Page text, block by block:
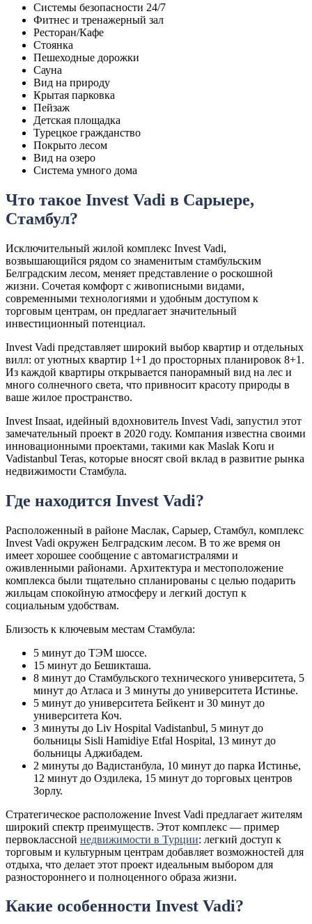
Системы безопасности 24/7
Фитнес и тренажерный зал
Ресторан/Кафе
Стоянка
Пешеходные дорожки
Сауна
Вид на природу
Крытая парковка
Пейзаж
Детская площадка
Турецкое гражданство
Покрыто лесом
Вид на озеро
Система умного дома
Что такое Invest Vadi в Сарыере,
Стамбул?
Исключительный жилой комплекс Invest Vadi,
возвышающийся рядом со знаменитым стамбульским
Белградским лесом, меняет представление о роскошной
жизни. Сочетая комфорт с живописными видами,
современными технологиями и удобным доступом к
торговым центрам, он предлагает значительный
инвестиционный потенциал.
Invest Vadi представляет широкий выбор квартир и отдельных
вилл: от уютных квартир 1+1 до просторных планировок 8+1.
Из каждой квартиры открывается панорамный вид на лес и
много солнечного света, что привносит красоту природы в
ваше жилое пространство.
Invest Insaat, идейный вдохновитель Invest Vadi, запустил этот
замечательный проект в 2020 году. Компания известна своими
инновационными проектами, такими как Maslak Koru и
Vadistanbul Teras, которые вносят свой вклад в развитие рынка
недвижимости Стамбула.
Где находится Invest Vadi?
Расположенный в районе Маслак, Сарыер, Стамбул, комплекс
Invest Vadi окружен Белградским лесом. В то же время он
имеет хорошее сообщение с автомагистралями и
оживленными районами. Архитектура и местоположение
комплекса были тщательно спланированы с целью подарить
жильцам спокойную атмосферу и легкий доступ к
социальным удобствам.
Близость к ключевым местам Стамбула:
5 минут до ТЭМ шоссе.
15 минут до Бешикташа.
8 минут до Стамбульского технического университета, 5
минут до Атласа и 3 минуты до университета Истинье.
5 минут до университета Бейкент и 30 минут до
университета Коч.
3 минуты до Liv Hospital Vadistanbul, 5 минут до
больницы Sisli Hamidiye Etfal Hospital, 13 минут до
больницы Аджибадем.
2 минуты до Вадистанбула, 10 минут до парка Истинье,
12 минут до Оздилека, 15 минут до торговых центров
Зорлу.
Стратегическое расположение Invest Vadi предлагает жителям
широкий спектр преимуществ. Этот комплекс — пример
первоклассной недвижимости в Турции: легкий доступ к
торговым и культурным центрам добавляет возможностей для
отдыха, что делает этот проект идеальным выбором для
разностороннего и полноценного образа жизни.
Какие особенности Invest Vadi?